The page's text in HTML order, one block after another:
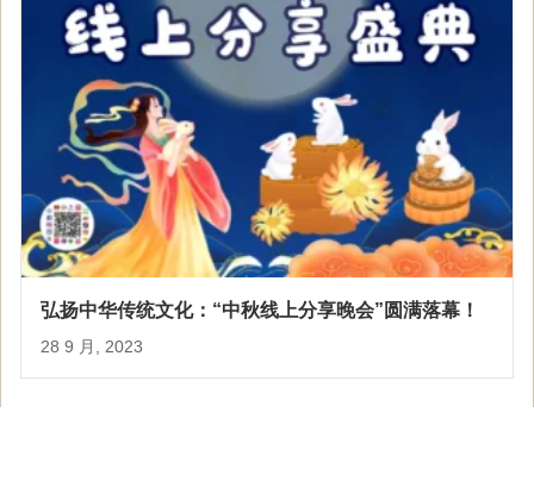
弘扬中华传统文化：“中秋线上分享晚会”圆满落幕！
28 9 月, 2023